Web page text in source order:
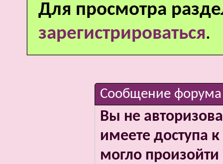
Для просмотра
зарегистрироваться.
Сообщение форума
Вы не
имеете доступа
могло